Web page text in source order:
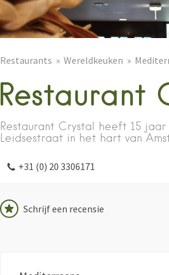
Restaurants Wereldkeuken
Restaurant
Restaurant Crystal heeft 15
Leidsestraat in het hart van
+31 (0) 20 3306171
Schrijf een recensie